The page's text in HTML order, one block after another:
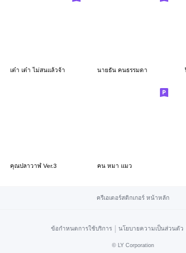
เต๋า เต๋า ไม่สนแล้วจ้า นายธัน คนธรรมดา
คุณปลาวาฬ Ver.3 คน หมา แมว
ครีเอเตอร์สติกเกอร์ หน้าหลัก
ข้อกำหนดการใช้บริการ | นโยบายความเป็นส่วนตัว
© LY Corporation